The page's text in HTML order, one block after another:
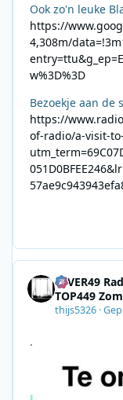
Ook zo'n leuke
https://
4,308m/
w%3D%3D
Bezoekje aan de
https://
of-radio/a-visit-
4EVER49
TOP449
thijs5326 ·
.